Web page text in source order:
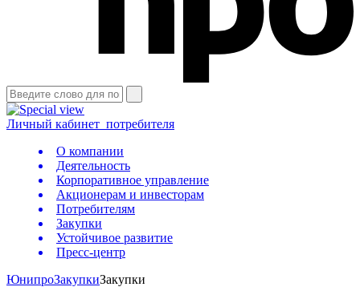
Личный кабинет потребителя
О компании
Деятельность
Корпоративное управление
Акционерам и инвесторам
Потребителям
Закупки
Устойчивое развитие
Пресс-центр
ЮнипроЗакупкиЗакупки